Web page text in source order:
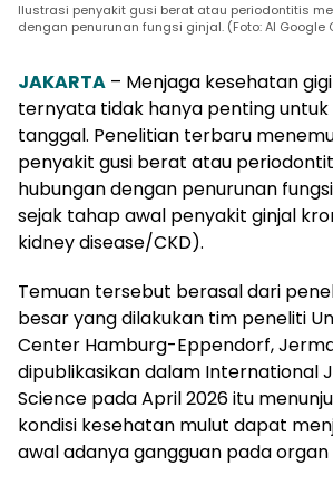
Ilustrasi penyakit gusi berat atau periodontitis
dengan penurunan fungsi ginjal. (Foto: AI Google
JAKARTA – Menjaga kesehatan
ternyata tidak hanya penting
tanggal. Penelitian terbaru
penyakit gusi berat atau
hubungan dengan penurunan
sejak tahap awal penyakit ginjal
kidney disease/CKD).
Temuan tersebut berasal dari
besar yang dilakukan tim peneliti
Center Hamburg-Eppendorf,
dipublikasikan dalam International
Science pada April 2026 itu
kondisi kesehatan mulut dapat
awal adanya gangguan pada organ